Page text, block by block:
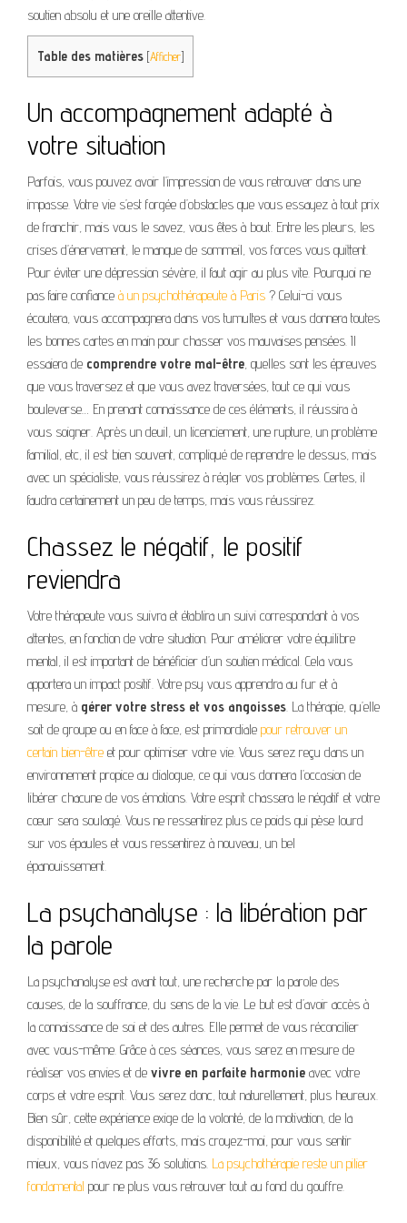
soutien absolu et une oreille attentive.
Table des matières [Afficher]
Un accompagnement adapté à
votre situation
Parfois, vous pouvez avoir l’impression de vous retrouver dans une
impasse. Votre vie s’est forgée d’obstacles que vous essayez à tout prix
de franchir, mais vous le savez, vous êtes à bout. Entre les pleurs, les
crises d’énervement, le manque de sommeil, vos forces vous quittent.
Pour éviter une dépression sévère, il faut agir au plus vite. Pourquoi ne
pas faire confiance à un psychothérapeute à Paris ? Celui-ci vous
écoutera, vous accompagnera dans vos tumultes et vous donnera toutes
les bonnes cartes en main pour chasser vos mauvaises pensées. Il
essaiera de comprendre votre mal-être, quelles sont les épreuves
que vous traversez et que vous avez traversées, tout ce qui vous
bouleverse… En prenant connaissance de ces éléments, il réussira à
vous soigner. Après un deuil, un licenciement, une rupture, un problème
familial, etc, il est bien souvent, compliqué de reprendre le dessus, mais
avec un spécialiste, vous réussirez à régler vos problèmes. Certes, il
faudra certainement un peu de temps, mais vous réussirez.
Chassez le négatif, le positif
reviendra
Votre thérapeute vous suivra et établira un suivi correspondant à vos
attentes, en fonction de votre situation. Pour améliorer votre équilibre
mental, il est important de bénéficier d’un soutien médical. Cela vous
apportera un impact positif. Votre psy vous apprendra au fur et à
mesure, à gérer votre stress et vos angoisses. La thérapie, qu’elle
soit de groupe ou en face à face, est primordiale pour retrouver un
certain bien-être et pour optimiser votre vie. Vous serez reçu dans un
environnement propice au dialogue, ce qui vous donnera l’occasion de
libérer chacune de vos émotions. Votre esprit chassera le négatif et votre
cœur sera soulagé. Vous ne ressentirez plus ce poids qui pèse lourd
sur vos épaules et vous ressentirez à nouveau, un bel
épanouissement.
La psychanalyse : la libération par
la parole
La psychanalyse est avant tout, une recherche par la parole des
causes, de la souffrance, du sens de la vie. Le but est d’avoir accès à
la connaissance de soi et des autres. Elle permet de vous réconcilier
avec vous-même. Grâce à ces séances, vous serez en mesure de
réaliser vos envies et de vivre en parfaite harmonie avec votre
corps et votre esprit. Vous serez donc, tout naturellement, plus heureux.
Bien sûr, cette expérience exige de la volonté, de la motivation, de la
disponibilité et quelques efforts, mais croyez-moi, pour vous sentir
mieux, vous n’avez pas 36 solutions. La psychothérapie reste un pilier
fondamental pour ne plus vous retrouver tout au fond du gouffre.